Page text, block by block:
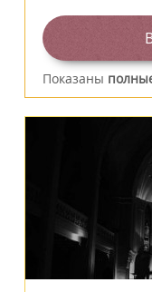
Показаны